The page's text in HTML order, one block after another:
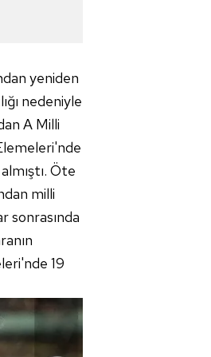
yeniden
nedeniyle
A Milli
Öte
milli
sonrasında
19